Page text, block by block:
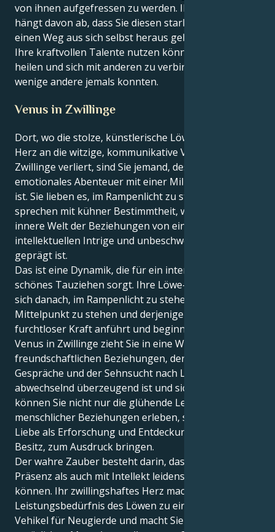
von ihnen aufgefressen zu werden. Ihre Gesundheit
hängt davon ab, dass Sie diesen starken Gefühlen
einen Weg aus sich selbst heraus geben, damit Sie
Ihre kraftvollen Talente nutzen können, um zu
heilen und sich mit anderen zu verbinden, wie es nur
wenige andere jemals konnten.
Venus in Zwillinge
Dort, wo die stolze, künstlerische Löwe-Sonne ihr
Herz an die witzige, kommunikative Venus in
Zwillinge verliert, sind Sie jemand, dessen Liebe ein
emotionales Abenteuer mit einer Million Gesprächen
ist. Sie lieben es, im Rampenlicht zu stehen und
sprechen mit kühner Bestimmtheit, während Ihre
innere Welt der Beziehungen von einer
intellektuellen Intrige und unbeschwerten Offenheit
geprägt ist.
Das ist eine Dynamik, die für ein interessantes,
schönes Tauziehen sorgt. Ihre Löwe-Sonne sehnt
sich danach, im Rampenlicht zu stehen, im
Mittelpunkt zu stehen und derjenige zu sein, der mit
furchtloser Kraft anführt und beginnt. Aber Ihre
Venus in Zwillinge zieht Sie in eine Welt der
freundschaftlichen Beziehungen, der anregenden
Gespräche und der Sehnsucht nach Liebe, die
abwechselnd überzeugend ist und sich verändert. So
können Sie nicht nur die glühende Leidenschaft
menschlicher Beziehungen erleben, sondern Ihre
Liebe als Erforschung und Entdeckung, niemals als
Besitz, zum Ausdruck bringen.
Der wahre Zauber besteht darin, dass Sie sowohl mit
Präsenz als auch mit Intellekt leidenschaftlich lieben
können. Ihr zwillingshaftes Herz macht das
Leistungsbedürfnis des Löwen zu einem charmanten
Vehikel für Neugierde und macht Sie zu einem